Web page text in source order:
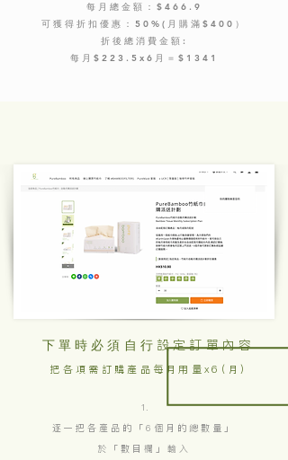
每月總金額：$466.9
可獲得折扣優惠：50%(月購滿$400）
折後總消費金額:
每月$223.5x6月＝$1341
下單時必須 自行 設定訂單內容
把各項需訂購產品每月用量x6(月)
逐一把各產品的「6個月的總數量」
於「數目欄」輸入